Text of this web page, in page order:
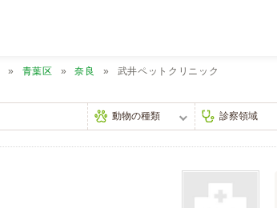
青葉区 奈良 武井ペットクリニック